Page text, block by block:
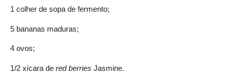
1 colher de sopa de fermento;
5 bananas maduras;
4 ovos;
1/2 xícara de red berries Jasmine.